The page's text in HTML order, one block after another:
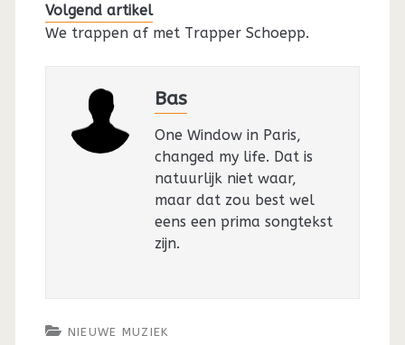
Volgend artikel
We trappen af met Trapper Schoepp.
Bas
One Window in Paris,
changed my life. Dat is
natuurlijk niet waar,
maar dat zou best wel
eens een prima songtekst
zijn.
NIEUWE MUZIEK